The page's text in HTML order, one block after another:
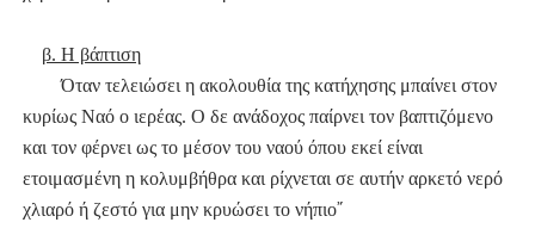
β. Η βάπτιση
Όταν τελειώσει η ακολουθία της κατήχησης μπαίνει στον
κυρίως Ναό ο ιερέας. Ο δε ανάδοχος παίρνει τον βαπτιζόμενο
και τον φέρνει ως το μέσον του ναού όπου εκεί είναι
ετοιμασμένη η κολυμβήθρα και ρίχνεται σε αυτήν αρκετό νερό
χλιαρό ή ζεστό για μην κρυώσει το νήπιο῎